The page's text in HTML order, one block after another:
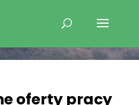
oferty pracy